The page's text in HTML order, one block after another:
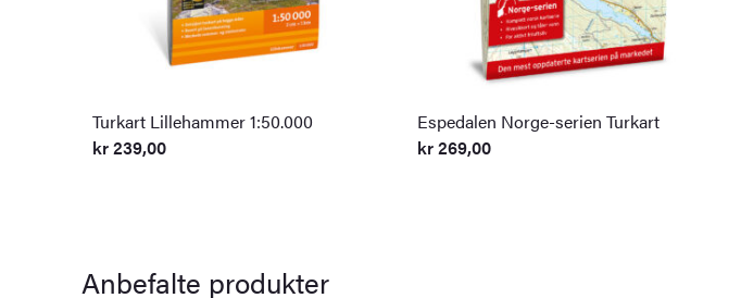
Turkart Lillehammer 1:50.000
kr239,00
Espedalen Norge-serien Turkart
kr269,00
Anbefalte produkter